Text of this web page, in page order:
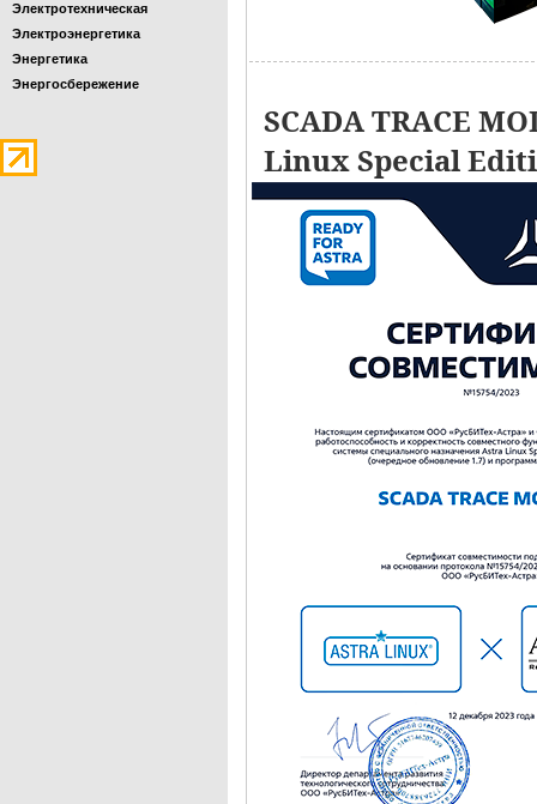
Электротехническая
Электроэнергетика
Энергетика
Энергосбережение
SCADA TRACE
Linux Special